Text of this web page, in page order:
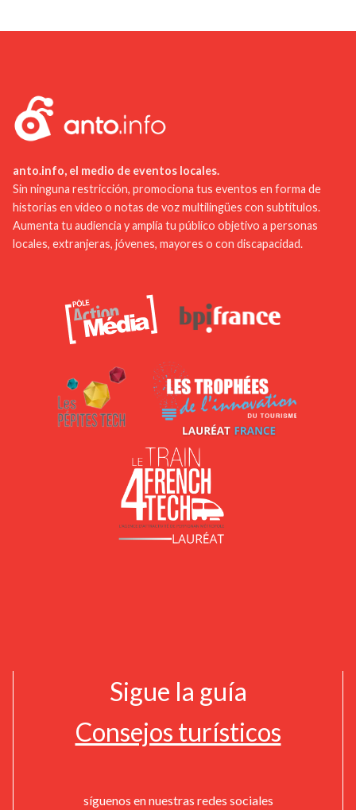
en varios idiomas y son aptas para todas las
edades.
comentarios y reseñas en plataformas en línea
para que los proveedores de servicios puedan
mejorar. También puedes participar en encuestas
redes sociales para conectar con otros visitantes y
residentes. Tus comentarios contribuyen a que
Ardèche sea un destino cada vez más acogedor y
enriquecedor para todos.
anto.info, el medio de eventos locales.
Sin ninguna restricción, promociona tus eventos en forma de
historias en video o notas de voz multilingües con subtítulos.
Aumenta tu audiencia y amplía tu público objetivo a personas
locales, extranjeras, jóvenes, mayores o con discapacidad.
Sigue la guía
Consejos turísticos
síguenos en nuestras redes sociales